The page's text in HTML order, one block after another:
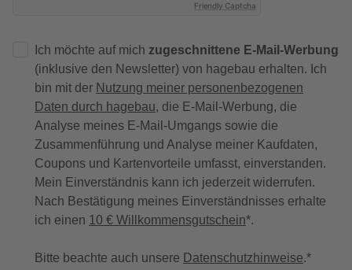
Friendly Captcha
Ich möchte auf mich zugeschnittene E-Mail-Werbung
(inklusive den Newsletter) von hagebau erhalten. Ich
bin mit der Nutzung meiner personenbezogenen
Daten durch hagebau, die E-Mail-Werbung, die
Analyse meines E-Mail-Umgangs sowie die
Zusammenführung und Analyse meiner Kaufdaten,
Coupons und Kartenvorteile umfasst, einverstanden.
Mein Einverständnis kann ich jederzeit widerrufen.
Nach Bestätigung meines Einverständnisses erhalte
ich einen 10 € Willkommensgutschein*.
Bitte beachte auch unsere Datenschutzhinweise.